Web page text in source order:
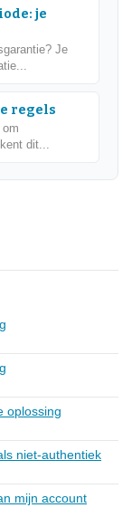
je
Je
regels
dit...
oplossing
niet-authentiek
mijn account